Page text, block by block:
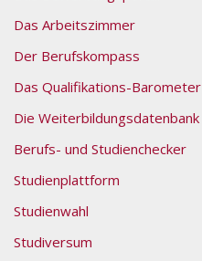
Das Arbeitszimmer
Der Berufskompass
Das Qualifikations-Barometer
Die Weiterbildungsdatenbank
Berufs- und Studienchecker
Studienplattform
Studienwahl
Studiversum